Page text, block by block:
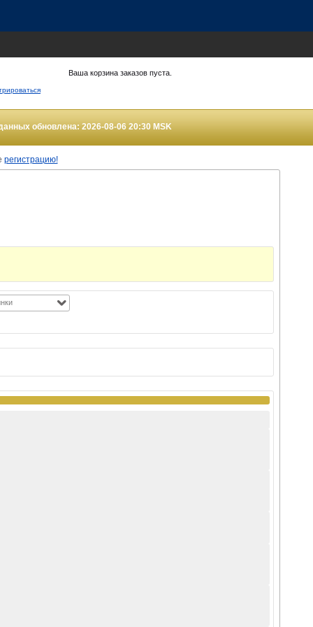
Ваша корзина заказов пуста.
обновлена: 2026-08-06 20:30 MSK
регистрацию!